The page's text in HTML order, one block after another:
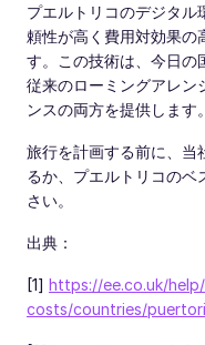
プエルトリコのデジタル
頼性が高く費用対効果の
す。この技術は、今日の
従来のローミングアレン
ンスの両方を提供します。
旅行を計画する前に、当
るか、プエルトリコの
さい。
出典：
[1] https://ee.co.uk/
costs/countries/